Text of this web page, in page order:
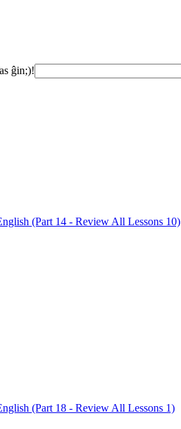
ĝin;)!
(Part 14 - Review All Lessons 10)
(Part 18 - Review All Lessons 1)